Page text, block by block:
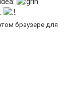
браузере для